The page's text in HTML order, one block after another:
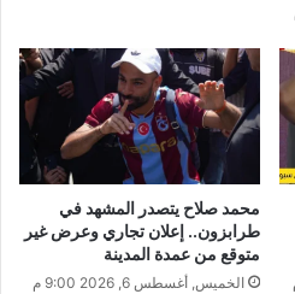
محمد صلاح يتصدر المشهد في
طرابزون.. إعلان تجاري وعرض غير
متوقع من عمدة المدينة
الخميس, أغسطس 6, 2026 9:00 م